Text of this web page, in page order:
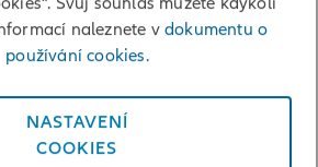
naleznete v dokumentu o
používání cookies.
NASTAVENÍ
COOKIES